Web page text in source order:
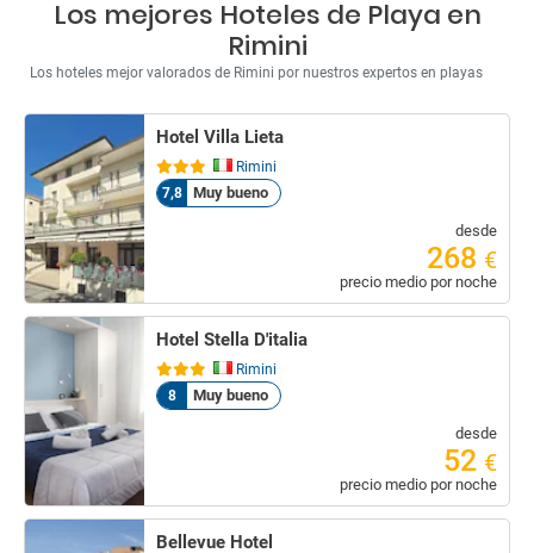
Los mejores Hoteles de Playa en
Rimini
Los hoteles mejor valorados de Rimini por nuestros expertos en playas
Hotel Villa Lieta
Rimini
7,8
Muy bueno
desde
268 €
precio medio por noche
Hotel Stella D'italia
Rimini
8
Muy bueno
desde
52 €
precio medio por noche
Bellevue Hotel